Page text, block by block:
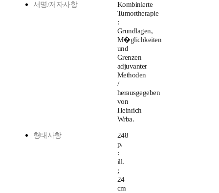
서명/저자사항
Kombinierte
Tumortherapie
:
Grundlagen,
M�glichkeiten
und
Grenzen
adjuvanter
Methoden
/
herausgegeben
von
Heinrich
Wrba.
형태사항
248
p.
:
ill.
;
24
cm